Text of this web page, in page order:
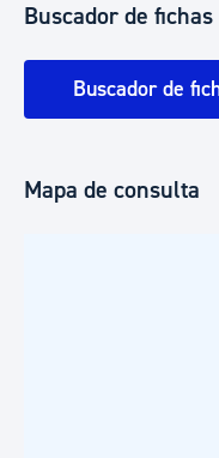
Buscador de fichas
Buscador de
Mapa de consulta